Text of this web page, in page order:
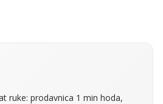
ruke: prodavnica 1 min hoda,